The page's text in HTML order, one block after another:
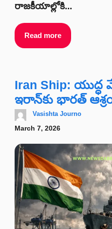
రాజకీయాల్లోకి...
Read more
Iran Ship:
ఇరాన్‌కు భారత్
Vasishta Journo
March 7, 2026